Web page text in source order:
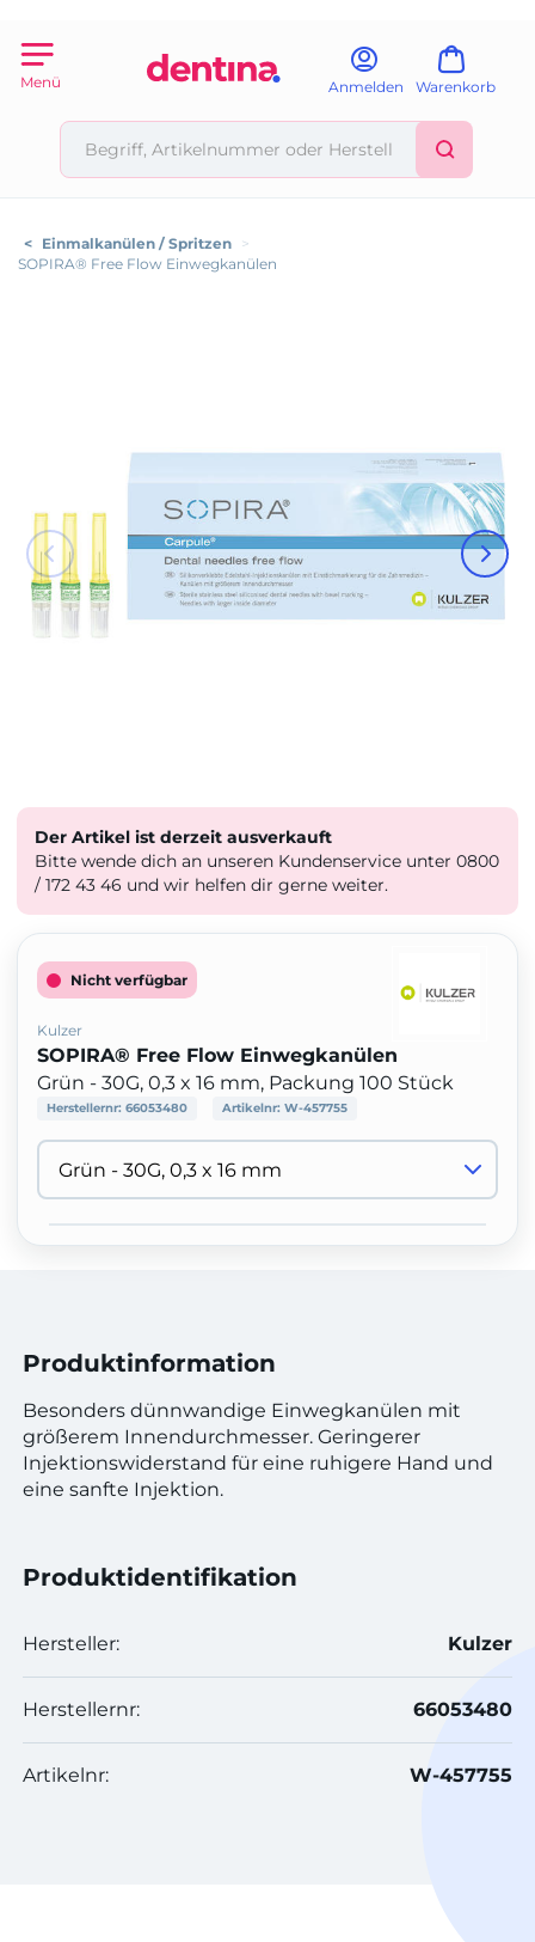
Menü Anmelden Warenkorb
< Einmalkanülen / Spritzen >
SOPIRA® Free Flow Einwegkanülen
Der Artikel ist derzeit ausverkauft
Bitte wende dich an unseren Kundenservice unter 0800
/ 172 43 46 und wir helfen dir gerne weiter.
Nicht verfügbar
Kulzer
SOPIRA® Free Flow Einwegkanülen
Grün - 30G, 0,3 x 16 mm, Packung 100 Stück
Herstellernr: 66053480 Artikelnr: W-457755
Produktinformation
Besonders dünnwandige Einwegkanülen mit
größerem Innendurchmesser. Geringerer
Injektionswiderstand für eine ruhigere Hand und
eine sanfte Injektion.
Produktidentifikation
Hersteller: Kulzer
Herstellernr: 66053480
Artikelnr: W-457755